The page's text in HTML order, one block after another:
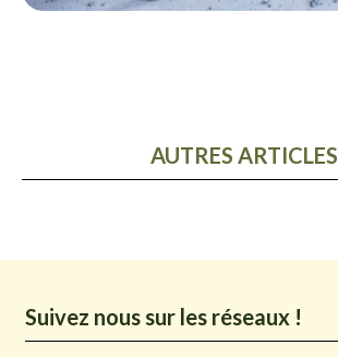
AUTRES ARTICLES
Suivez nous sur les réseaux !